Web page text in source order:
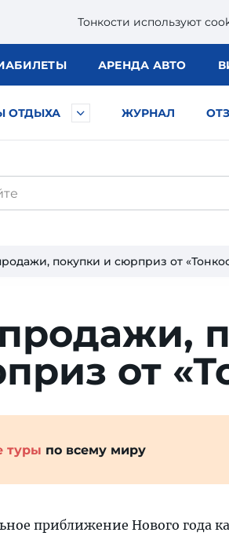
Тонкости используют
БИЛЕТЫ АРЕНДА АВТО
ОТДЫХА ЖУРНАЛ
покупки и сюрприз от
от
туры по всему миру
приближение Нового года